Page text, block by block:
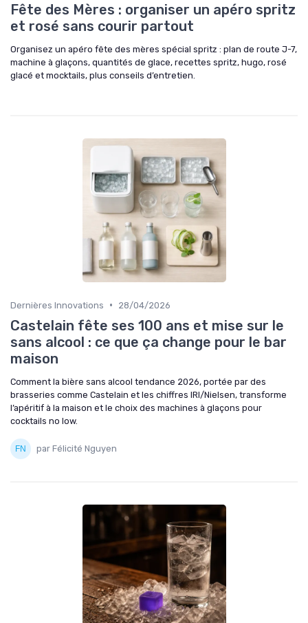
Fête des Mères : organiser un apéro spritz
et rosé sans courir partout
Organisez un apéro fête des mères spécial spritz : plan de route J-7,
machine à glaçons, quantités de glace, recettes spritz, hugo, rosé
glacé et mocktails, plus conseils d’entretien.
Dernières Innovations • 28/04/2026
Castelain fête ses 100 ans et mise sur le
sans alcool : ce que ça change pour le bar
maison
Comment la bière sans alcool tendance 2026, portée par des
brasseries comme Castelain et les chiffres IRI/Nielsen, transforme
l’apéritif à la maison et le choix des machines à glaçons pour
cocktails no low.
par Félicité Nguyen